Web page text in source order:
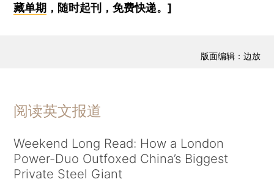
藏单期 ，随时起刊，免费快递。]
版面编辑：边放
阅读英文报道
Weekend Long Read: How a London
Power-Duo Outfoxed China’s Biggest
Private Steel Giant